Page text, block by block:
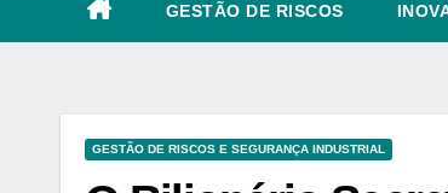
GESTÃO DE RISCOS
GESTÃO DE RISCOS E SEGURANÇA INDUSTRIAL